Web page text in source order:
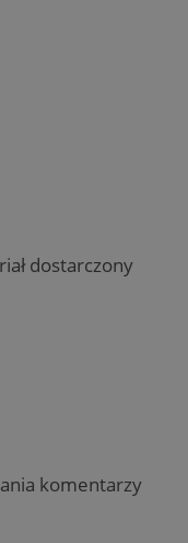
dostarczony
komentarzy